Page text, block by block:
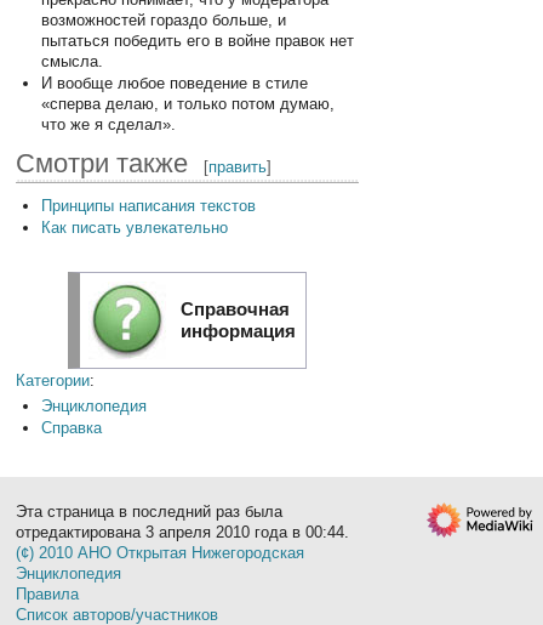
возможностей гораздо больше, и
пытаться победить его в войне правок нет
смысла.
И вообще любое поведение в стиле
«сперва делаю, и только потом думаю,
что же я сделал».
Смотри также [править]
Принципы написания текстов
Как писать увлекательно
Справочная
информация
Категории:
Энциклопедия
Справка
Эта страница в последний раз была
отредактирована 3 апреля 2010 года в 00:44.
(¢) 2010 АНО Открытая Нижегородская
Энциклопедия
Правила
Список авторов/участников